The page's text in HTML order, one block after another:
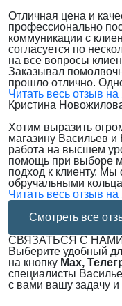
Отличная цена и
профессионально
коммуникации с
согласуется по
на все вопросы
Заказывал
прошло отлично.
Читать весь отзыв
Кристина
Хотим выразить
магазину Васильев и
работа на высшем
помощь при выборе
подход к клиенту.
обручальными
Читать весь отзыв
Смотреть все
СВЯЗАТЬСЯ С
Выберите удобный
на кнопку Max,
специалисты
с вами вашу задачу